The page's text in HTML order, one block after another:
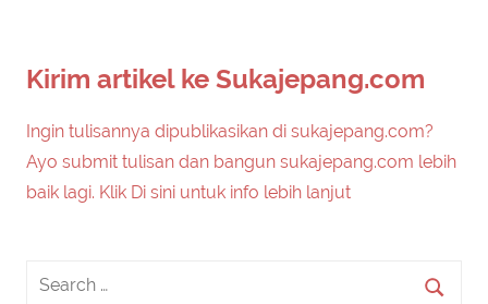
Kirim artikel ke Sukajepang.com
Ingin tulisannya dipublikasikan di sukajepang.com?
Ayo submit tulisan dan bangun sukajepang.com lebih
baik lagi. Klik Di sini untuk info lebih lanjut